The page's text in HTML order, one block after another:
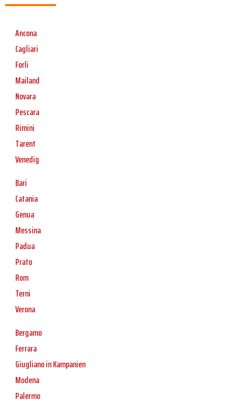
Ancona
Cagliari
Forli
Mailand
Novara
Pescara
Rimini
Tarent
Venedig
Bari
Catania
Genua
Messina
Padua
Prato
Rom
Terni
Verona
Bergamo
Ferrara
Giugliano in Kampanien
Modena
Palermo